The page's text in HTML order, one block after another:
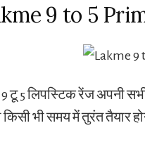
9 to 5
टू 5 लिपस्टिक रेंज अपनी
भी समय में तुरंत तैयार